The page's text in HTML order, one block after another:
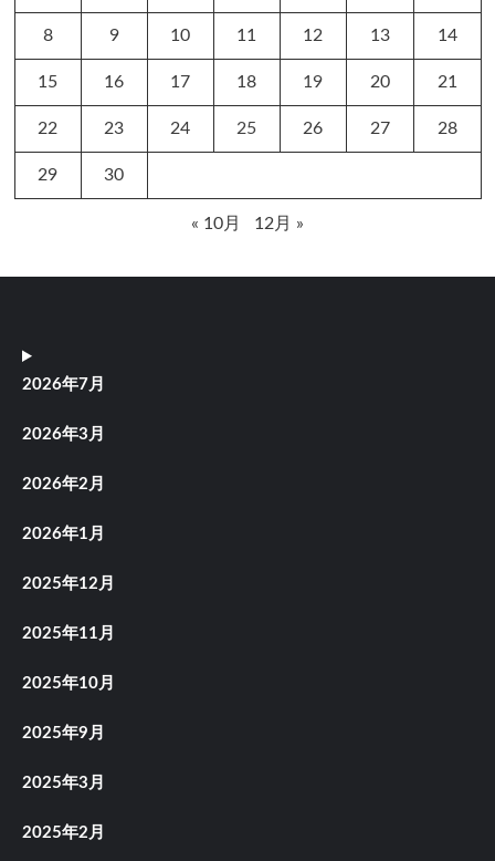
8 9 10 11 12 13 14
15 16 17 18 19 20 21
22 23 24 25 26 27 28
29 30
« 10月 12月 »
2026年7月
2026年3月
2026年2月
2026年1月
2025年12月
2025年11月
2025年10月
2025年9月
2025年3月
2025年2月